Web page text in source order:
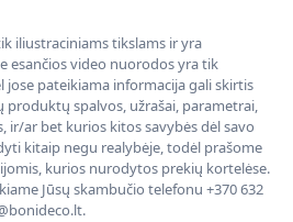
iliustraciniams tikslams ir yra
esančios video nuorodos yra tik
pateikiama informacija gali skirtis
produktų spalvos, užrašai, parametrai,
ir/ar bet kurios kitos savybės dėl savo
kitaip negu realybėje, todėl prašome
kurios nurodytos prekių kortelėse.
Jūsų skambučio telefonu +370 632